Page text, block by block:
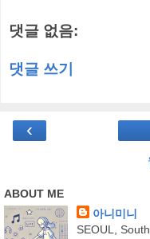
댓글 없음:
댓글 쓰기
‹
ABOUT ME
아니미니
SEOUL,